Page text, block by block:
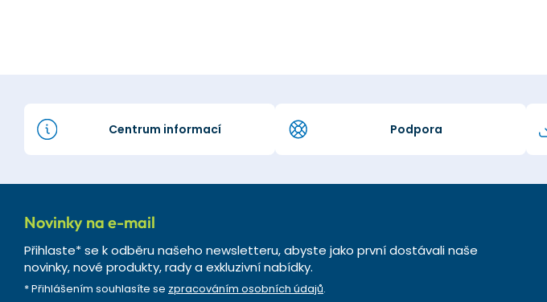
Centrum informací Podpora
Novinky na e-mail
Přihlaste* se k odběru našeho newsletteru, abyste jako první dostávali naše
novinky, nové produkty, rady a exkluzivní nabídky.
* Přihlášením souhlasíte se zpracováním osobních údajů.